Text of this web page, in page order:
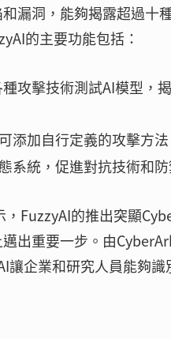
漏洞，能夠揭露超過十
的主要功能包括：
攻擊技術測試AI模型，
添加自行定義的攻擊方
系統，促進對抗技術和
FuzzyAI的推出突顯
出重要一步。由
讓企業和研究人員能夠